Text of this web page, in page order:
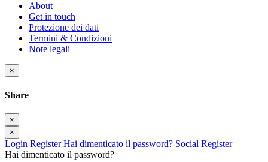
About
Get in touch
Protezione dei dati
Termini & Condizioni
Note legali
×
Share
×
×
Login Register Hai dimenticato il password? Social Register
Hai dimenticato il password?